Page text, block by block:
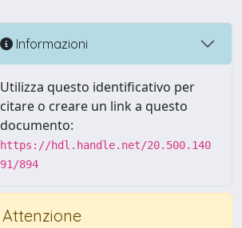
Informazioni
Utilizza questo identificativo per
citare o creare un link a questo
documento:
https://hdl.handle.net/20.500.140
91/894
Attenzione